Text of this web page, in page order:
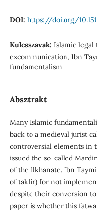
DOI: https://doi.org/
Kulcsszavak: Islamic legal
excommunication, Ibn
fundamentalism
Absztrakt
Many Islamic
back to a medieval jurist
controversial elements in
issued the so-called
of the Ilkhanate. Ibn
of takfir) for not
despite their conversion
paper is whether this